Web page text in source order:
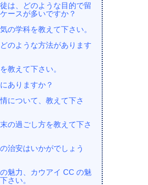
は、どのような目的で留
ースが多いですか？
の学科を教えて下さい。
のような方法があります
教えて下さい。
ありますか？
について、教えて下さ
の過ごし方を教えて下さ
治安はいかがでしょう
魅力、カウアイ CC の魅
さい。